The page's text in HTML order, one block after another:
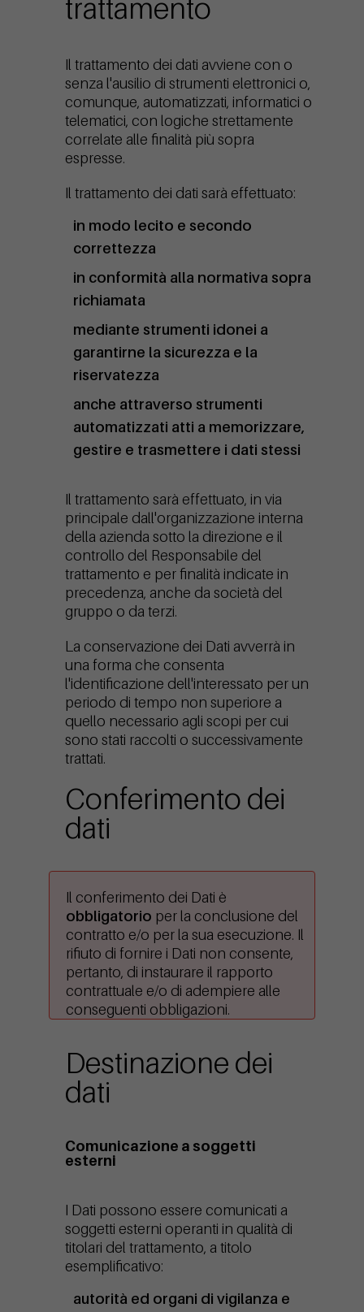
trattamento
Il trattamento dei dati avviene con o
senza l'ausilio di strumenti elettronici o,
comunque, automatizzati, informatici o
telematici, con logiche strettamente
correlate alle finalità più sopra
espresse.
Il trattamento dei dati sarà effettuato:
in modo lecito e secondo
correttezza
in conformità alla normativa sopra
richiamata
mediante strumenti idonei a
garantirne la sicurezza e la
riservatezza
anche attraverso strumenti
automatizzati atti a memorizzare,
gestire e trasmettere i dati stessi
Il trattamento sarà effettuato, in via
principale dall'organizzazione interna
della azienda sotto la direzione e il
controllo del Responsabile del
trattamento e per finalità indicate in
precedenza, anche da società del
gruppo o da terzi.
La conservazione dei Dati avverrà in
una forma che consenta
l'identificazione dell'interessato per un
periodo di tempo non superiore a
quello necessario agli scopi per cui
sono stati raccolti o successivamente
trattati.
Conferimento dei
dati
Il conferimento dei Dati è
obbligatorio per la conclusione del
contratto e/o per la sua esecuzione. Il
rifiuto di fornire i Dati non consente,
pertanto, di instaurare il rapporto
contrattuale e/o di adempiere alle
conseguenti obbligazioni.
Destinazione dei
dati
Comunicazione a soggetti
esterni
I Dati possono essere comunicati a
soggetti esterni operanti in qualità di
titolari del trattamento, a titolo
esemplificativo:
autorità ed organi di vigilanza e